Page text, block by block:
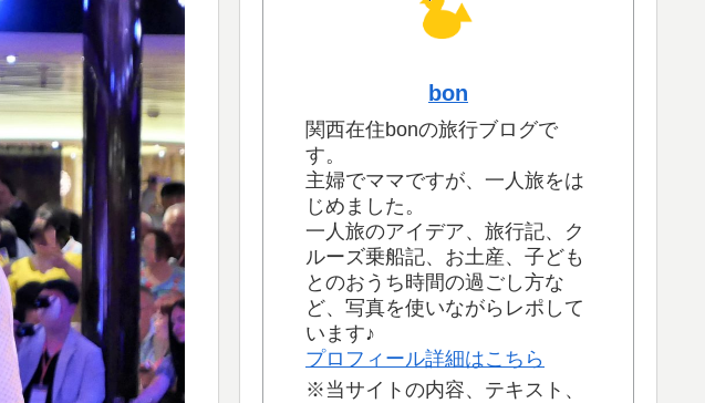
bon
関西在住bonの旅行ブログで
す。
主婦でママですが、一人旅をは
じめました。
一人旅のアイデア、旅行記、ク
ルーズ乗船記、お土産、子ども
とのおうち時間の過ごし方な
ど、写真を使いながらレポして
います♪
プロフィール詳細はこちら
※当サイトの内容、テキスト、